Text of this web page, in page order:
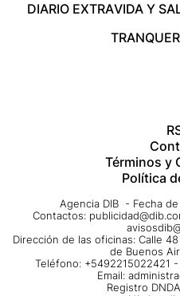
DIARIO EXTRAVIDA Y
Términos y
Política
Agencia DIB - Fecha
Contactos:
Dirección de las oficinas: Calle
de Buenos
Teléfono: +5492215022421
Email:
Registro